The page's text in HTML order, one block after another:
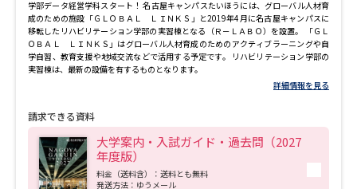
学部データ経営学科スタート！ 名古屋キャンパスたいほうには、グローバル人材育
成のための施設「ＧＬＯＢＡＬ ＬＩＮＫＳ」と2019年4月に名古屋キャンパスに
移転したリハビリテーション学部の実習棟となる（Ｒ－ＬＡＢＯ）を設置。 「ＧＬ
ＯＢＡＬ ＬＩＮＫＳ」はグローバル人材育成のためのアクティブラーニングや自
学自習、教育支援や地域交流などで活用する予定です。 リハビリテーション学部の
実習棟は、最新の設備を有するものとなります。
詳細情報を見る
請求できる資料
大学案内・入試ガイド・過去問（2027
年度版）
料金（送料含）：送料とも無料
発送方法：ゆうメール